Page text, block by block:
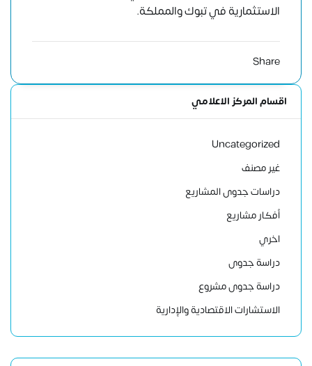
الاستثمارية في تبوك والمملكة.
Share
اقسام المركز الاعلامي
Uncategorized
غير مصنف
دراسات جدوى المشاريع
أفكار مشاريع
اخري
دراسة جدوى
دراسة جدوى مشروع
الاستشارات الاقتصادية والإدارية